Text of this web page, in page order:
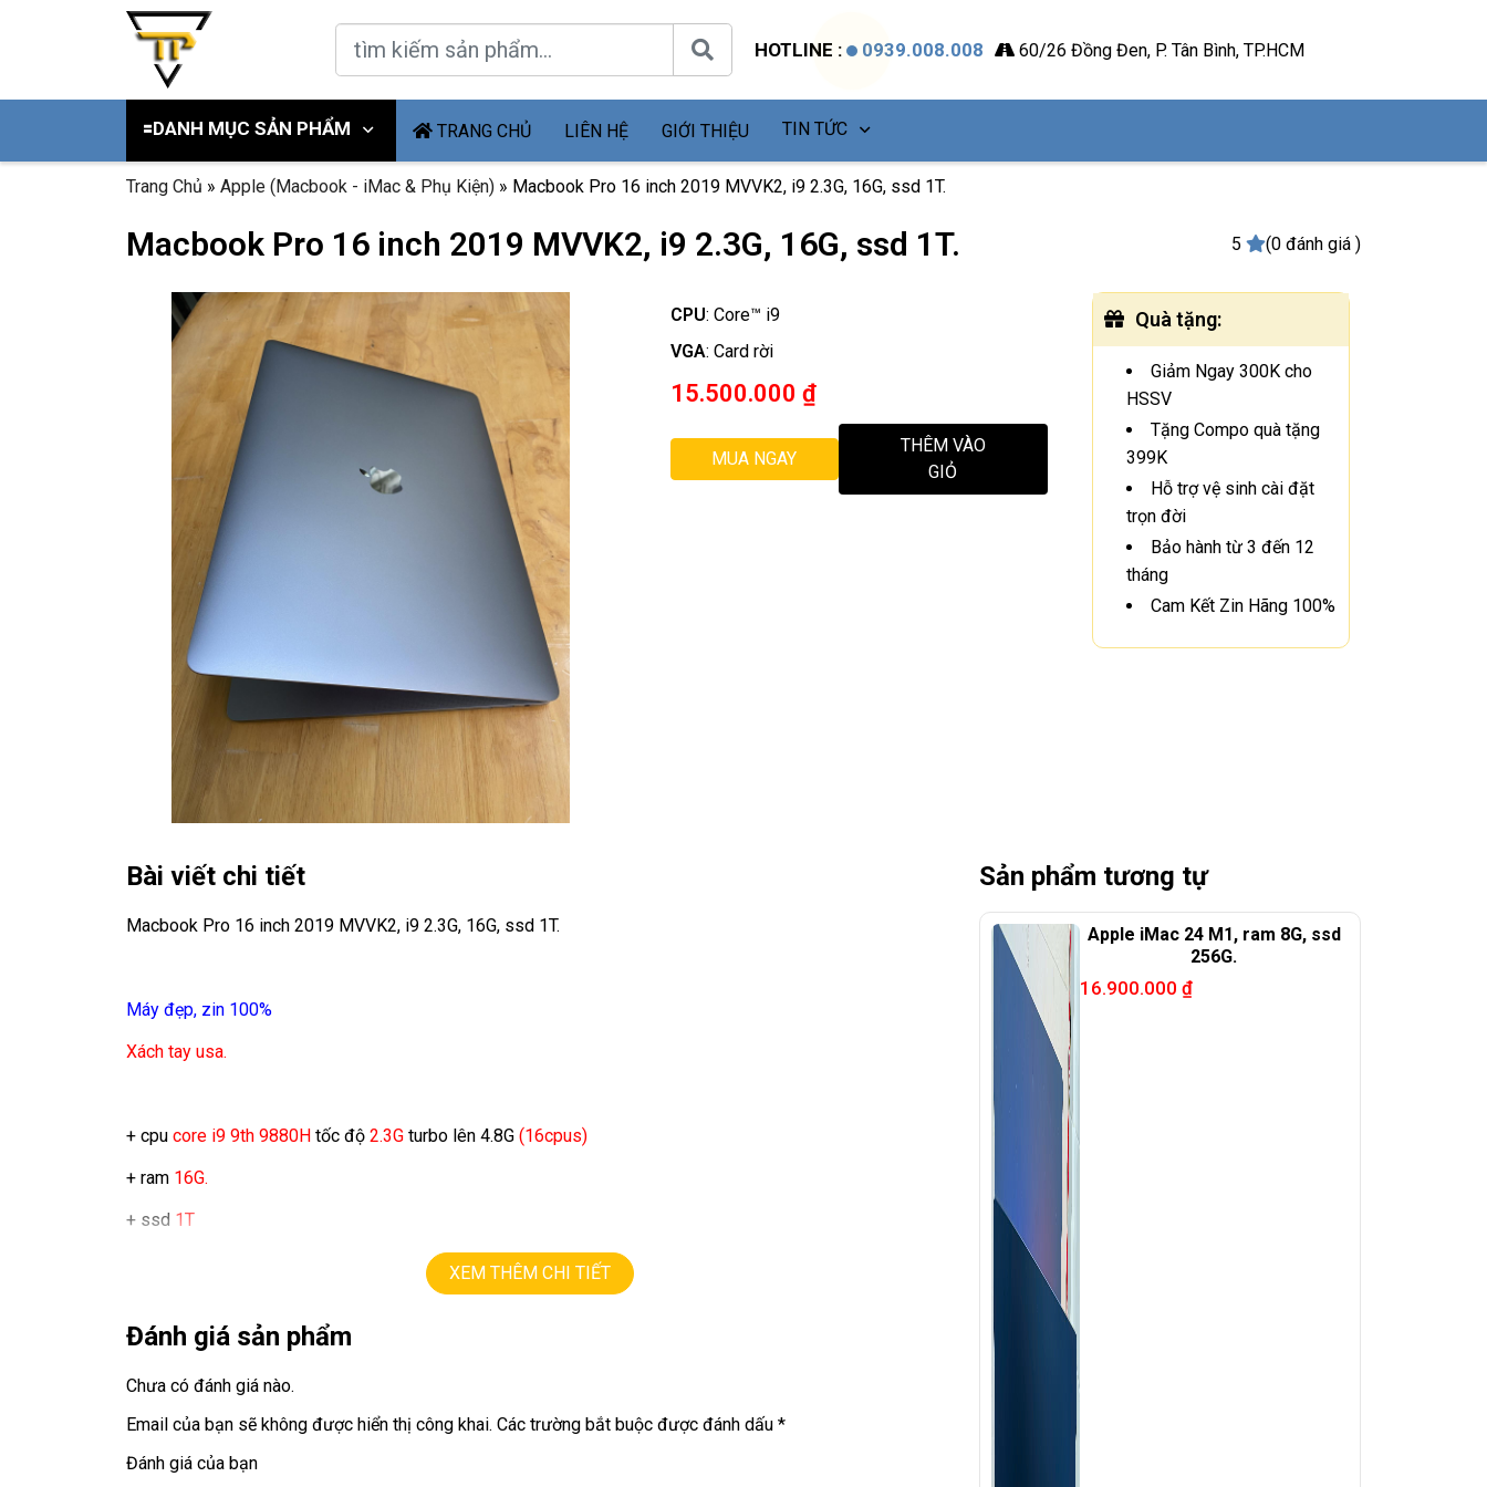
HOTLINE : 0939.008.008 60/26 Đồng Đen, P. Tân Bình, TP.HCM
🟰DANH MỤC SẢN PHẨM TRANG CHỦ LIÊN HỆ GIỚI THIỆU TIN TỨC
Trang Chủ » Apple (Macbook - iMac & Phụ Kiện) » Macbook Pro 16 inch 2019 MVVK2, i9 2.3G, 16G, ssd 1T.
Macbook Pro 16 inch 2019 MVVK2, i9 2.3G, 16G, ssd 1T. 5 (0 đánh giá )
CPU: Core™ i9
VGA: Card rời
15.500.000 ₫
MUA NGAY
THÊM VÀO
GIỎ
Quà tặng:
Giảm Ngay 300K cho
HSSV
Tặng Compo quà tặng
399K
Hỗ trợ vệ sinh cài đặt
trọn đời
Bảo hành từ 3 đến 12
tháng
Cam Kết Zin Hãng 100%
Bài viết chi tiết
Macbook Pro 16 inch 2019 MVVK2, i9 2.3G, 16G, ssd 1T.
Máy đẹp, zin 100%
Xách tay usa.
+ cpu core i9 9th 9880H tốc độ 2.3G turbo lên 4.8G (16cpus)
+ ram 16G.
+ ssd 1T
+ Pin 5h
+ 4 Thunderbolt 3 ports
Giá:15,5tr
XEM THÊM CHI TIẾT
Đánh giá sản phẩm
Chưa có đánh giá nào.
Email của bạn sẽ không được hiển thị công khai. Các trường bắt buộc được đánh dấu *
Đánh giá của bạn
Sản phẩm tương tự
Apple iMac 24 M1, ram 8G, ssd
256G.
16.900.000 ₫